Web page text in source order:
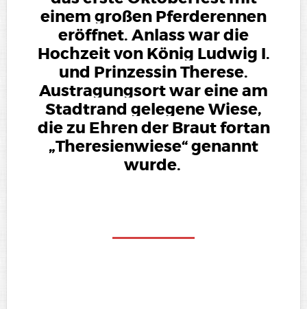
einem großen Pferderennen
eröffnet. Anlass war die
Hochzeit von König Ludwig I.
und Prinzessin Therese.
Austragungsort war eine am
Stadtrand gelegene Wiese,
die zu Ehren der Braut fortan
„Theresienwiese“ genannt
wurde.